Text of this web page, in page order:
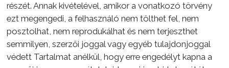
részét. Annak kivételével, amikor a vonatkozó törvény
ezt megengedi, a felhasználó nem tölthet fel, nem
posztolhat, nem reprodukálhat és nem terjeszthet
semmilyen, szerzői joggal vagy egyéb tulajdonjoggal
védett Tartalmat anélkül, hogy erre engedélyt kapna a